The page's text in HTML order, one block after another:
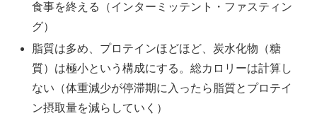
食事を終える（インターミッテント・ファスティン
グ）
脂質は多め、プロテインほどほど、炭水化物（糖
質）は極小という構成にする。総カロリーは計算し
ない（体重減少が停滞期に入ったら脂質とプロテイ
ン摂取量を減らしていく）